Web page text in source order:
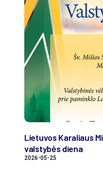
Lietuvos Karaliaus
valstybės diena
2026-05-25